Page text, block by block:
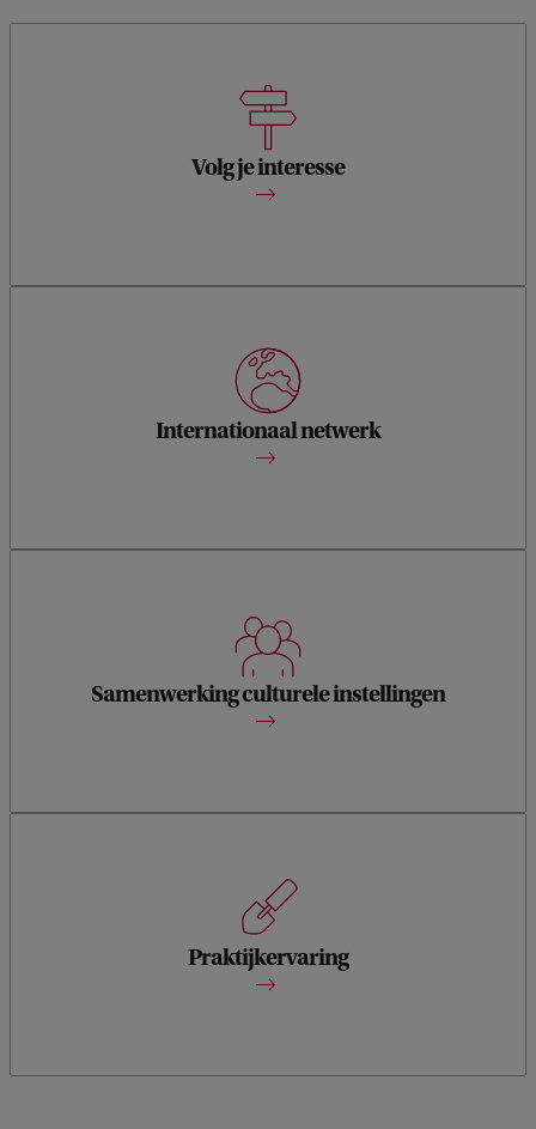
Volg je interesse
Cultuurgeschiedenis van het boek; Cultureel ondernemen in
Middeleeuwse handschriften of Design & Visual Culture.
Internationaal netwerk
We werken actief samen met binnen- en buitenlandse
universiteiten en instellingen, zodat je ook verder kunt
Samenwerking culturele instellingen
Er is een intensieve samenwerking met de unieke en
bijzondere collecties van het Allard Pierson.
Praktijkervaring
Een stage bij bijvoorbeeld een bibliotheek, veilinghuis,
museum of uitgeverij, maar ook gastcolleges en excursies
bieden je ervaring in het werkveld.